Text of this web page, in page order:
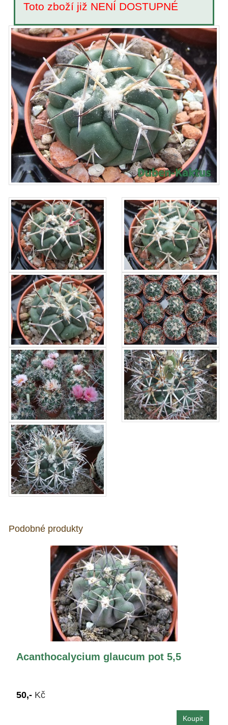
Toto zboží již NENÍ DOSTUPNÉ
Podobné produkty
Acanthocalycium glaucum pot 5,5
50,- Kč